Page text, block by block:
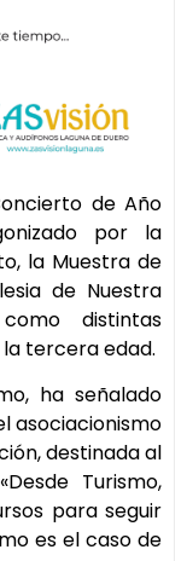
de Año
por la
la Muestra de
de Nuestra
distintas
tercera edad.
ha señalado
asociacionismo
destinada al
Turismo,
para seguir
es el caso de